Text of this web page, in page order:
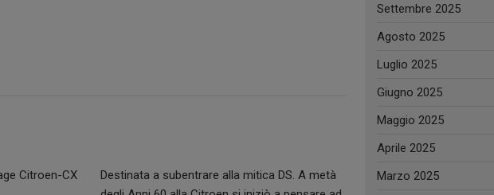
Destinata a subentrare alla mitica DS. A metà
Settembre 2025
Agosto 2025
Luglio 2025
Giugno 2025
Maggio 2025
Aprile 2025
Marzo 2025